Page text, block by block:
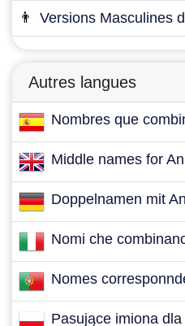
👨 Versions Masculines
Autres langues
Nombres que
Middle names for
Doppelnamen mit
Nomi che
Nomes
Pasujące imiona dla